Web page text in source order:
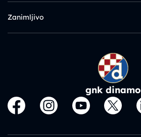
Zanimljivo
gnk dinamo